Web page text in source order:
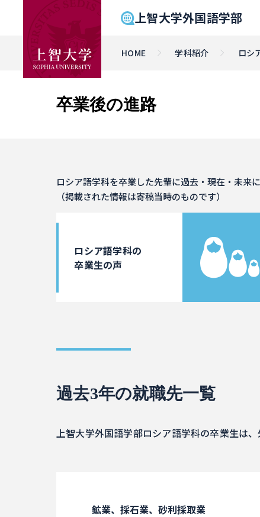
上智大学外国語学部
HOME 学科紹介 ロシ
卒業後の進路
ロシア語学科を卒業した先輩に過去・現在・未来
（掲載された情報は寄稿当時のものです）
ロシア語学科の
卒業生の声
過去3年の就職先一覧
上智大学外国語学部ロシア語学科の卒業生は
鉱業、採石業、砂利採取業